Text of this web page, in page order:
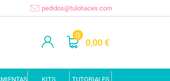
pedidos@tulohaces.com
0
0,00 €
KITS TUTORIALES